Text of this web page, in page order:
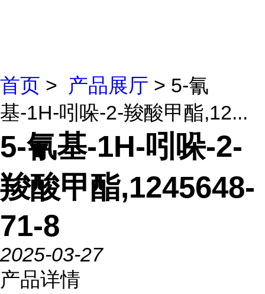
首页 > 产品展厅 > 5-氰
基-1H-吲哚-2-羧酸甲酯,12...
5-氰基-1H-吲哚-2-
羧酸甲酯,1245648-
71-8
2025-03-27
产品详情